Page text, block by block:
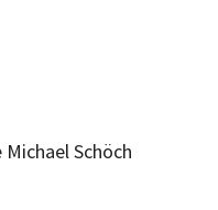
Schöch